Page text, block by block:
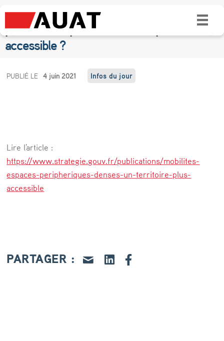
Mobilités dans les espaces périphériques et
peu denses : pour un territoire plus
accessible ?
M
l
i
t
é
n
PUBLIÉ LE 4 juin 2021 Infos du jour
Lire l'article :
https://www.strategie.gouv.fr/publications/mobilites-
espaces-peripheriques-denses-un-territoire-plus-
accessible
PARTAGER :